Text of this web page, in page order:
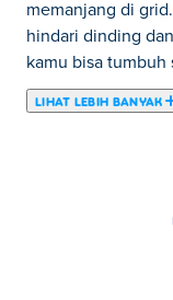
memanjang di
hindari dinding
kamu bisa tumbuh
LIHAT LEBIH BANYAK